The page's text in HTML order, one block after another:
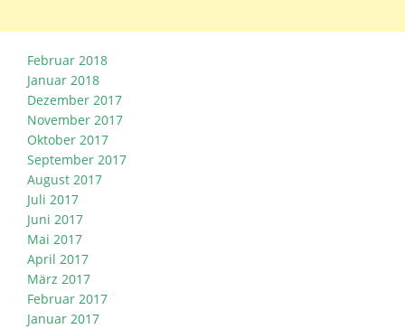
Februar 2018
Januar 2018
Dezember 2017
November 2017
Oktober 2017
September 2017
August 2017
Juli 2017
Juni 2017
Mai 2017
April 2017
März 2017
Februar 2017
Januar 2017